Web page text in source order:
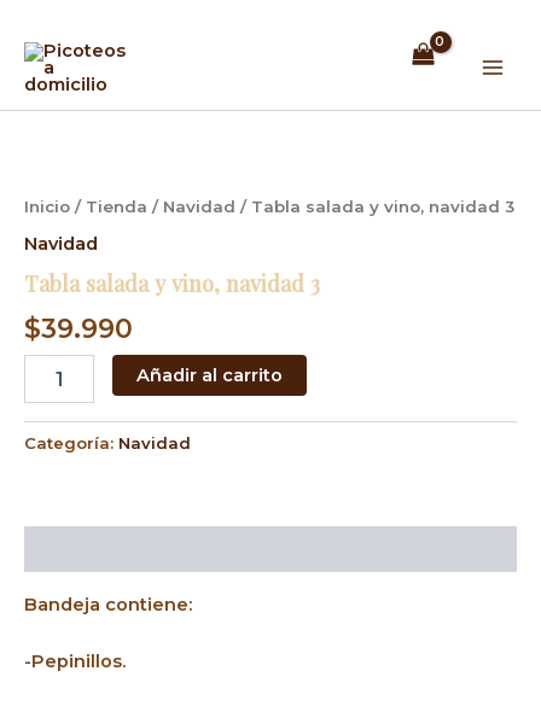
contenido
Inicio / Tienda / Navidad / Tabla salada y vino, navidad 3
Navidad
Tabla salada y vino, navidad 3
$39.990
navidad
3
Añadir al carrito
Categoría: Navidad
Bandeja contiene:
-Pepinillos.